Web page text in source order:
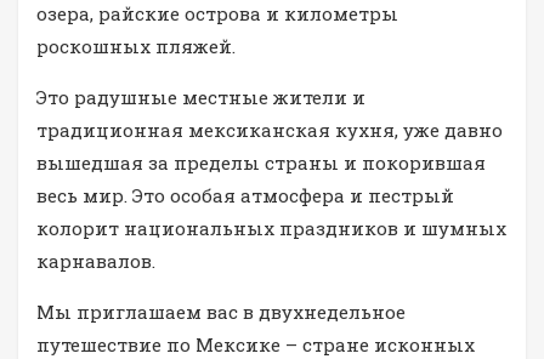
озера, райские острова и километры
роскошных пляжей.
Это радушные местные жители и
традиционная мексиканская кухня, уже давно
вышедшая за пределы страны и покорившая
весь мир. Это особая атмосфера и пестрый
колорит национальных праздников и шумных
карнавалов.
Мы приглашаем вас в двухнедельное
путешествие по Мексике – стране исконных